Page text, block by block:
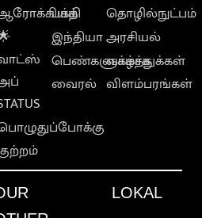
பக்தி
இந்தியா
பெண்களுக்காக
வைரல்
தொழில்நுட்பம்
அரசியல்
வாழ்த்துக்கள்
விளம்பரங்கள்
LOKAL